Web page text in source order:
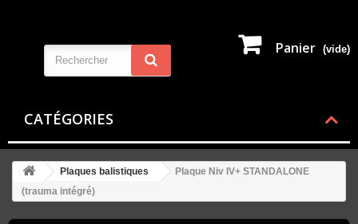
Panier (vide)
CATÉGORIES
Plaques balistiques
Plaque Niv IV+ STANDALONE
(trauma intégré)